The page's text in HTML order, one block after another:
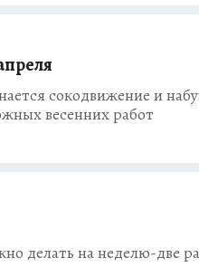
сокодвижение и
весенних работ
делать на неделю-две